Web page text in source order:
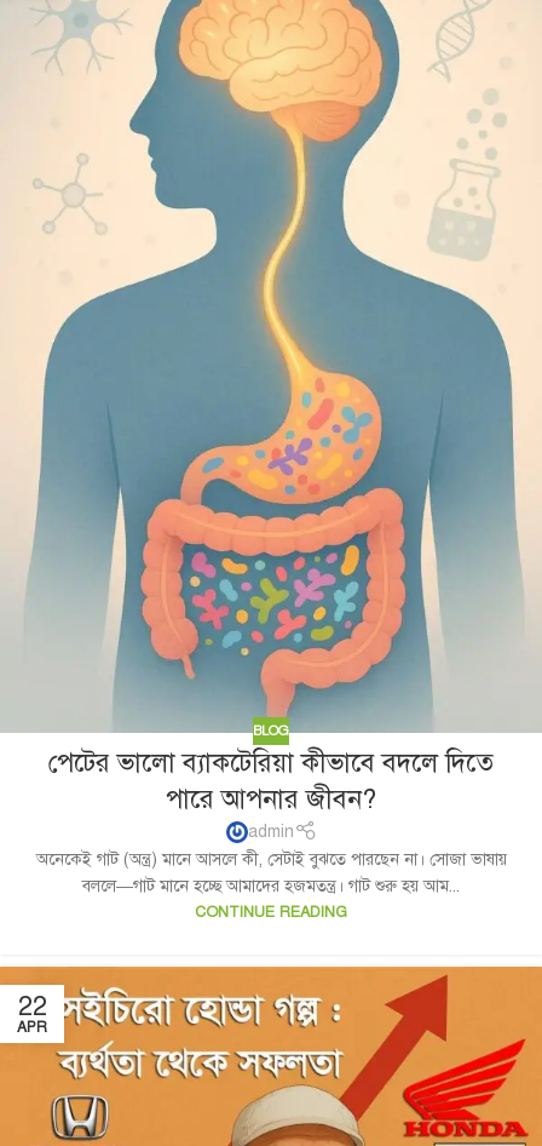
BLOG
পেটের ভালো ব্যাকটেরিয়া কীভাবে বদলে দিতে
পারে আপনার জীবন?
admin
অনেকেই গাট (অন্ত্র) মানে আসলে কী, সেটাই বুঝতে পারছেন না। সোজা ভাষায়
বললে—গাট মানে হচ্ছে আমাদের হজমতন্ত্র। গাট শুরু হয় আম...
CONTINUE READING
22
APR